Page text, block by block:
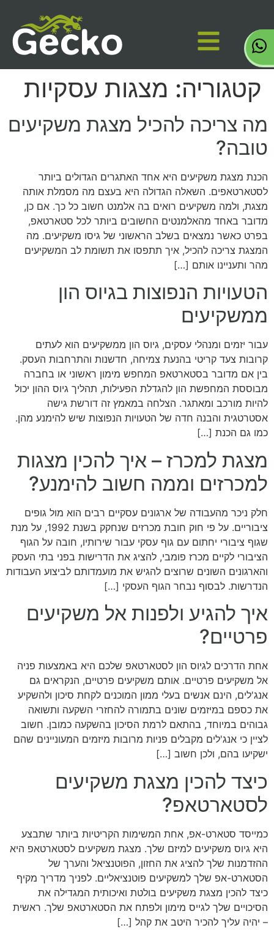
קטגוריה: מצגות עסקיות
מה צריכה להכיל מצגת משקיעים
טובה?
הכנת מצגת משקיעים היא אחד האתגרים הגדולים ביותר
לסטארטאפים. השאלה הגדולה היא בעצם מה מסמלת אותה
מצגת, ולמה משקיעים רואים בה אלמנט חשוב כל כך. אם כן,
מדובר באחד מהאלמנטים החשובים ביותר לכל סטארטאפ,
בפרט כאשר נמצאים בשלב הראשוני של גיסו משקיעים. מה
המצגת צריכה להכיל, איך תתפסו את תשומת לב המשקיעים
מהר ותעניינו אותם […]
הטעויות הנפוצות בגיוס הון
ממשקיעים
עבור יזמים ומנהלי עסקים, גיוס הון ממשקיעים הוא לעתים
קרובות צעד קריטי בהנעת צמיחה, חדשנות והתרחבות העסק.
בין אם מדובר בסטארטאפ המחפש מימון ראשוני או בחברה
מבוססת המחפשת הון להגדלת הפעילות, תהליך גיוס ההון יכול
להיות מורכב ומאתגר. הצלחה במאמץ זה דורשת גישה
אסטרטגית והבנה חדה של הטעויות הנפוצות שיש להימנע מהן.
כמו גם הכנת […]
מצגת למכרז – איך להכין מצגות
למכרזים וממה חשוב להימנע?
חלק ניכר מהעבודה של ארגונים עסקיים רבים הוא מול גופים
ציבוריים. על פי חוק חובת מכרזים שנחקק בשנת 1992, על מנת
שגוף ציבורי יחתום עם גוף עסקי עבור שירותיו, חובה על הגוף
הציבורי לקיים מכרז פומבי, להציג את הדרישות בפני בתי העסק
והארגונים השונים שרוצים להגיש את מועמדותם לביצוע העבודות
הנדרשות. לבסוף נבחר הגוף העסקי […]
איך להגיע ולפנות אל משקיעים
פרטיים?
אחת הדרכים לגיוס הון לסטארטאפ שלכם היא באמצעות פניה
אל משקיעים פרטיים. אותם משקיעים פרטיים, הנקראים גם
אנג'לים, הינם אנשים בעלי ממון המוכנים לקחת סיכון ולהשקיע
את כספם במיזמים שונים בתמורה להחזרי השקעה ותשואה
גבוהים במיוחד, בהתאם לרמת הסיכון בהשקעה כמובן. חשוב
לציין כי אנג'לים מקבלים פניות מרובות מיזמים המעוניינים שהם
ישקיעו בהם, ולכן חשוב […]
כיצד להכין מצגת משקיעים
לסטארטאפ?
כמייסד סטארט-אפ, אחת המשימות הקריטיות ביותר שתבצע
היא גיוס משקיעים למיזם שלך. מצגת משקיעים לסטארטאפ היא
ההזדמנות שלך להציג את החזון, הפוטנציאל והערך של
הסטארט-אפ שלך למשקיעים פוטנציאליים. לפניך מדריך מקיף
כיצד להכין מצגת משקיעים בולטת ואיכותית המגדילה את
הסיכויים שלך לגייס מימון ולפתח את הסטארטאפ שלך. ראשית
– יהיה עליך להכיר היטב את קהל […]